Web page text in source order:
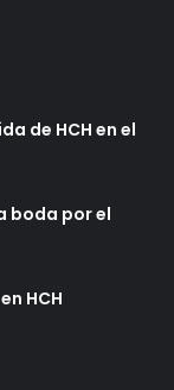
de HCH en el
boda por el
HCH